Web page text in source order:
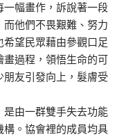
幅畫作，訴說著一段
他們不畏艱難、努力
望民眾藉由參觀口足
過程，領悟生命的可
友引發向上，髮膚受
是由一群雙手失去功能
。協會裡的成員均具